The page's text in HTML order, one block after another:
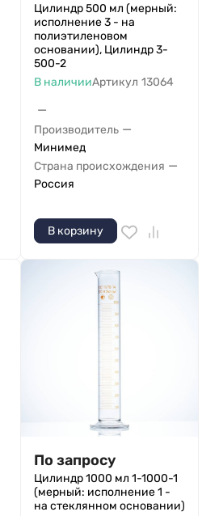
Цилиндр 500 мл (мерный:
исполнение 3 - на
полиэтиленовом
основании), Цилиндр 3-
500-2
В наличииАртикул 13064
—
Производитель —
Минимед
Страна происхождения —
Россия
В корзину
По запросу
Цилиндр 1000 мл 1-1000-1
(мерный: исполнение 1 -
на стеклянном основании)